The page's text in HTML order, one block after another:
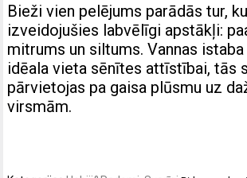
Bieži vien pelējums parādās tur,
izveidojušies labvēlīgi apstākļi:
mitrums un siltums. Vannas
idēala vieta sēnītes attīstībai, tās
pārvietojas pa gaisa plūsmu uz
virsmām.